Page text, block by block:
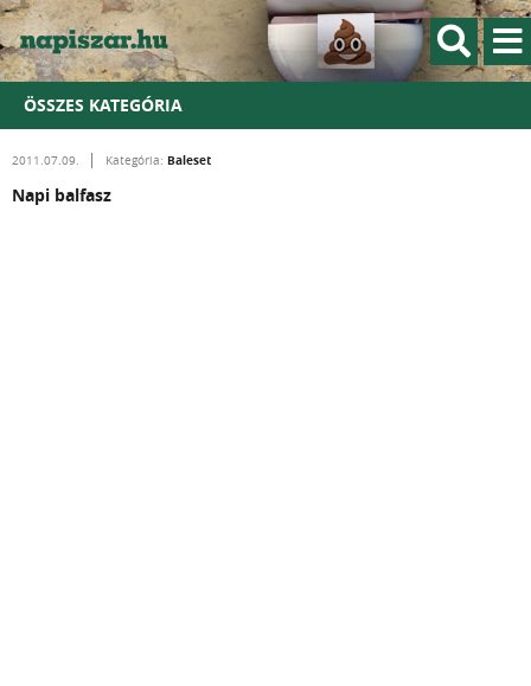
ÖSSZES KATEGÓRIA
2011.07.09. Kategória: Baleset
Napi balfasz